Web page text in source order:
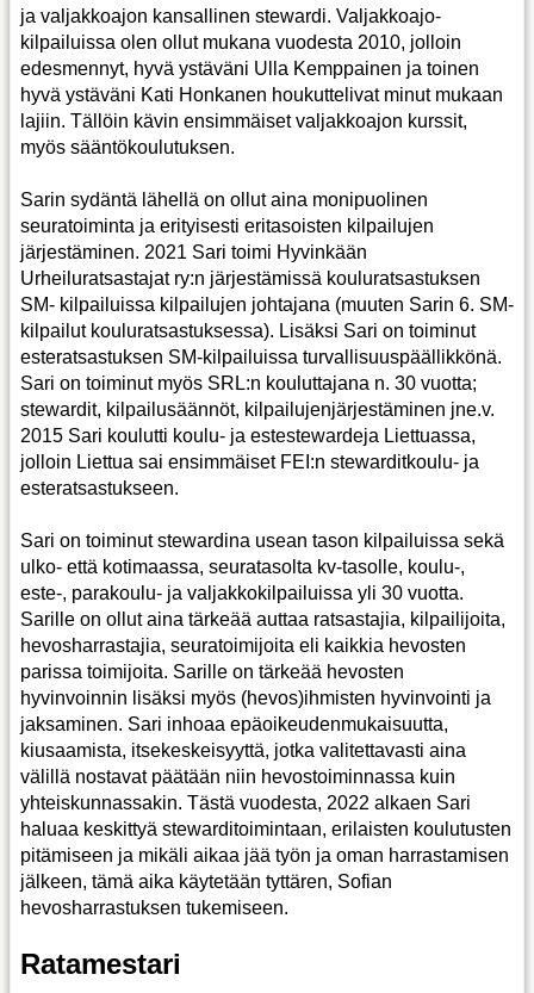
ja valjakkoajon kansallinen stewardi. Valjakkoajo-
kilpailuissa olen ollut mukana vuodesta 2010, jolloin
edesmennyt, hyvä ystäväni Ulla Kemppainen ja toinen
hyvä ystäväni Kati Honkanen houkuttelivat minut mukaan
lajiin. Tällöin kävin ensimmäiset valjakkoajon kurssit,
myös sääntökoulutuksen.
Sarin sydäntä lähellä on ollut aina monipuolinen
seuratoiminta ja erityisesti eritasoisten kilpailujen
järjestäminen. 2021 Sari toimi Hyvinkään
Urheiluratsastajat ry:n järjestämissä kouluratsastuksen
SM- kilpailuissa kilpailujen johtajana (muuten Sarin 6. SM-
kilpailut kouluratsastuksessa). Lisäksi Sari on toiminut
esteratsastuksen SM-kilpailuissa turvallisuuspäällikkönä.
Sari on toiminut myös SRL:n kouluttajana n. 30 vuotta;
stewardit, kilpailusäännöt, kilpailujenjärjestäminen jne.v.
2015 Sari koulutti koulu- ja estestewardeja Liettuassa,
jolloin Liettua sai ensimmäiset FEI:n stewarditkoulu- ja
esteratsastukseen.
Sari on toiminut stewardina usean tason kilpailuissa sekä
ulko- että kotimaassa, seuratasolta kv-tasolle, koulu-,
este-, parakoulu- ja valjakkokilpailuissa yli 30 vuotta.
Sarille on ollut aina tärkeää auttaa ratsastajia, kilpailijoita,
hevosharrastajia, seuratoimijoita eli kaikkia hevosten
parissa toimijoita. Sarille on tärkeää hevosten
hyvinvoinnin lisäksi myös (hevos)ihmisten hyvinvointi ja
jaksaminen. Sari inhoaa epäoikeudenmukaisuutta,
kiusaamista, itsekeskeisyyttä, jotka valitettavasti aina
välillä nostavat päätään niin hevostoiminnassa kuin
yhteiskunnassakin. Tästä vuodesta, 2022 alkaen Sari
haluaa keskittyä stewarditoimintaan, erilaisten koulutusten
pitämiseen ja mikäli aikaa jää työn ja oman harrastamisen
jälkeen, tämä aika käytetään tyttären, Sofian
hevosharrastuksen tukemiseen.
Ratamestari